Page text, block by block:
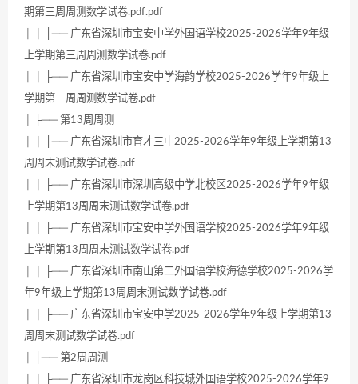
期第三周周测数学试卷.pdf.pdf
│ │ ├── 广东省深圳市宝安中学外国语学校2025-2026学年9年级
上学期第三周周测数学试卷.pdf
│ │ ├── 广东省深圳市宝安中学海韵学校2025-2026学年9年级上
学期第三周周测数学试卷.pdf
│ ├── 第13周周测
│ │ ├── 广东省深圳市育才三中2025-2026学年9年级上学期第13
周周末测试数学试卷.pdf
│ │ ├── 广东省深圳市深圳高级中学北校区2025-2026学年9年级
上学期第13周周末测试数学试卷.pdf
│ │ ├── 广东省深圳市宝安中学外国语学校2025-2026学年9年级
上学期第13周周末测试数学试卷.pdf
│ │ ├── 广东省深圳市南山第二外国语学校海德学校2025-2026学
年9年级上学期第13周周末测试数学试卷.pdf
│ │ ├── 广东省深圳市宝安中学2025-2026学年9年级上学期第13
周周末测试数学试卷.pdf
│ ├── 第2周周测
│ │ ├── 广东省深圳市龙岗区科技城外国语学校2025-2026学年9